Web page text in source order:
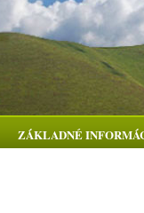
ZÁKLADNÉ